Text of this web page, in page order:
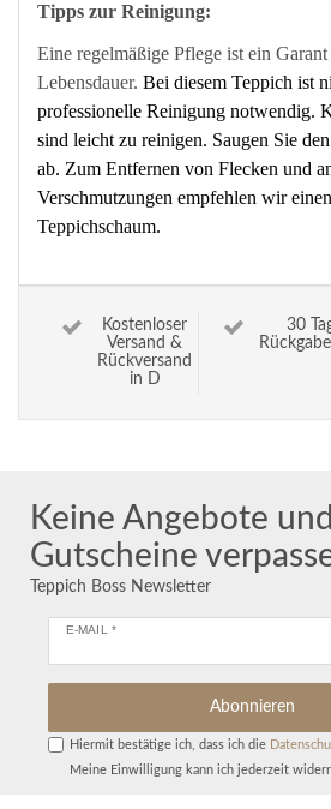
Tipps zur Reinigung:
Eine regelmäßige Pflege ist ein
Lebensdauer. Bei diesem Teppich ist
professionelle Reinigung notwendig.
sind leicht zu reinigen. Saugen Sie
ab. Zum Entfernen von Flecken und
Verschmutzungen empfehlen wir
Teppichschaum.
Kostenloser
Versand &
Rückversand
in D
30
Keine Angebote und
Gutscheine
Teppich Boss Newsletter
E-MAIL *
Abonnieren
Hiermit bestätige ich, dass ich die
Meine Einwilligung kann ich jederzeit